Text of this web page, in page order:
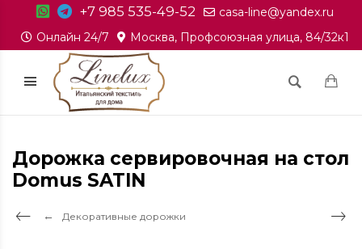
+7 985 535-49-52
casa-line@yandex.ru
Онлайн 24/7
Москва, Профсоюзная улица, 84/32к1
Дорожка сервировочная на стол
Domus SATIN
Декоративные дорожки